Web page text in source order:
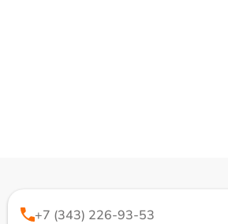
+7 (343) 226-93-53